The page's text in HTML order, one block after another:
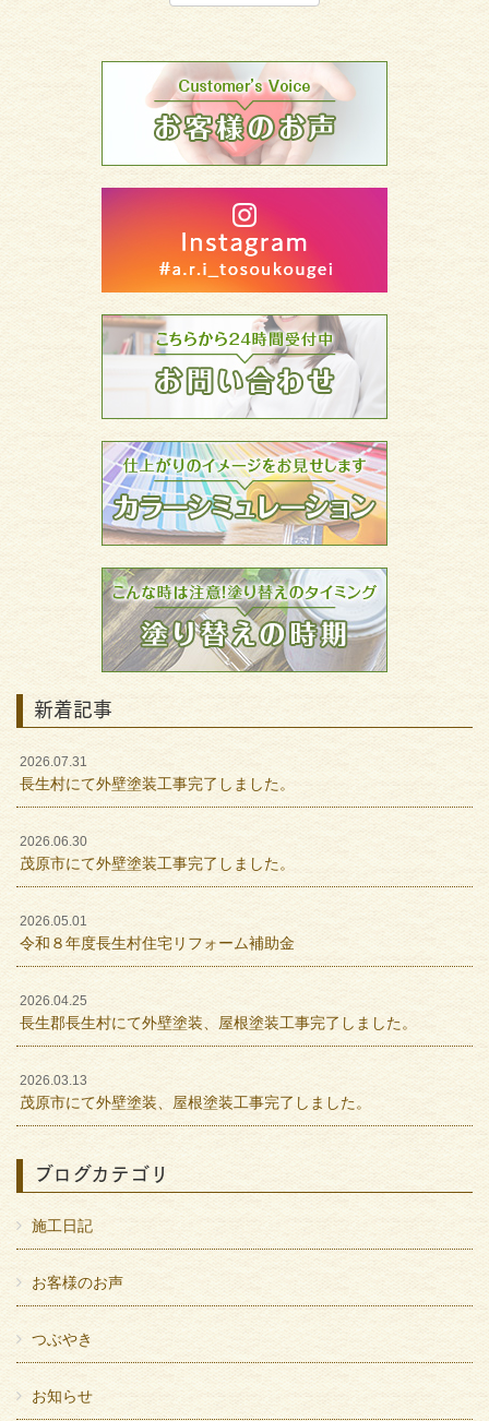
新着記事
2026.07.31
長生村にて外壁塗装工事完了しました。
2026.06.30
茂原市にて外壁塗装工事完了しました。
2026.05.01
令和８年度長生村住宅リフォーム補助金
2026.04.25
長生郡長生村にて外壁塗装、屋根塗装工事完了しました。
2026.03.13
茂原市にて外壁塗装、屋根塗装工事完了しました。
ブログカテゴリ
施工日記
お客様のお声
つぶやき
お知らせ